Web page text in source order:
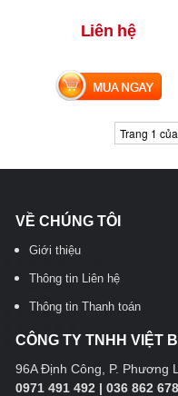
Liên hệ
MUA NGAY
Trang 1
VỀ CHÚNG TÔI
Giới thiệu
Thông tin Liên hệ
Thông tin Thanh toán
CÔNG TY TNHH VIỆT
96A Định Công, P. Phương
0971 491 492 | 036 862